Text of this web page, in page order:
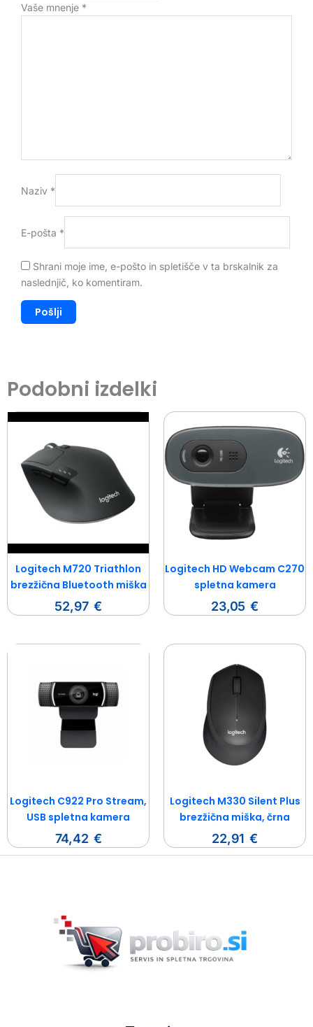
Vaše mnenje *
Naziv *
E-pošta *
Shrani moje ime, e-pošto in spletišče v ta brskalnik za
naslednjič, ko komentiram.
Podobni izdelki
Logitech M720 Triathlon
brezžična Bluetooth miška
52,97 €
Logitech HD Webcam C270
spletna kamera
23,05 €
Logitech C922 Pro Stream,
USB spletna kamera
74,42 €
Logitech M330 Silent Plus
brezžična miška, črna
22,91 €